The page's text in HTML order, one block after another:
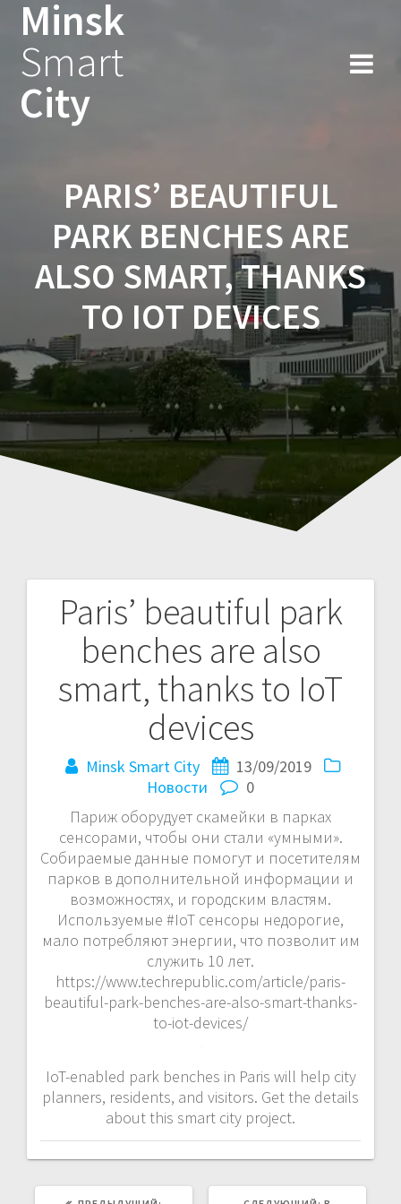
Minsk
Smart
City
PARIS’ BEAUTIFUL
PARK BENCHES ARE
ALSO SMART, THANKS
TO IOT DEVICES
Paris’ beautiful park
benches are also
smart, thanks to IoT
devices
Minsk Smart City
13/09/2019
Новости
0
Париж оборудует скамейки в парках
сенсорами, чтобы они стали «умными».
Собираемые данные помогут и посетителям
парков в дополнительной информации и
возможностях, и городским властям.
Используемые #IoT сенсоры недорогие,
мало потребляют энергии, что позволит им
служить 10 лет.
https://www.techrepublic.com/article/paris-
beautiful-park-benches-are-also-smart-thanks-
to-iot-devices/
IoT-enabled park benches in Paris will help city
planners, residents, and visitors. Get the details
about this smart city project.
Навигация
записям